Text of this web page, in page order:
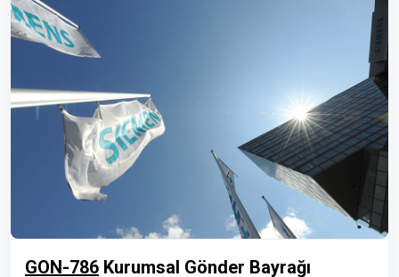
GON-786 Kurumsal Gönder Bayrağı